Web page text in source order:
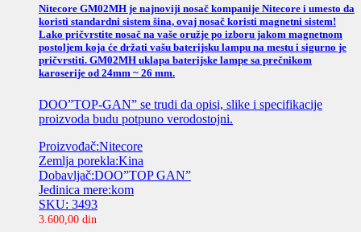
Nitecore GM02MH je najnoviji nosač kompanije Nitecore i umesto da
koristi standardni sistem šina, ovaj nosač koristi magnetni sistem!
Lako pričvrstite nosač na vaše oružje po izboru jakom magnetnom
postoljem koja će držati vašu baterijsku lampu na mestu i sigurno je
pričvrstiti. GM02MH uklapa baterijske lampe sa prečnikom
karoserije od 24mm ~ 26 mm.
DOO”TOP-GAN” se trudi da opisi, slike i specifikacije
proizvoda budu potpuno verodostojni.
Proizvođač:Nitecore
Zemlja porekla:Kina
Dobavljač:DOO”TOP GAN”
Jedinica mere:kom
SKU: 3493
3.600,00 din